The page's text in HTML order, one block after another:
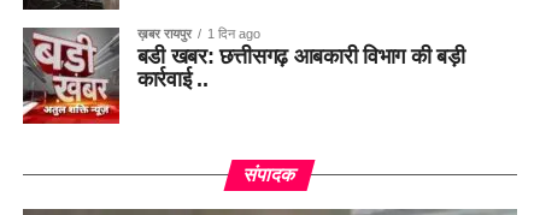
ख़बर रायपुर 1 दिन ago
बडी खबर: छत्तीसगढ़ आबकारी विभाग की बड़ी
कार्रवाई ..
संपादक